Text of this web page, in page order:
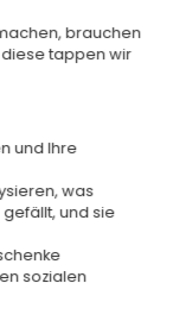
mit der
(etwa 95% unserer
per PayPal,
brauchen
diese tappen wir
und Ihre
was
und sie
sozialen